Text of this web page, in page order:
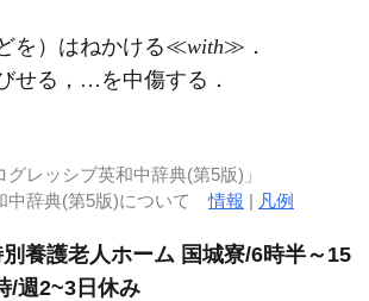
を）はねかける≪with≫ ．
せる，…を中傷する ．
レッシブ英和中辞典(第5版)」
中辞典(第5版)について情報 | 凡例
養護老人ホーム 国城寮/6時半～15
/週2~3日休み